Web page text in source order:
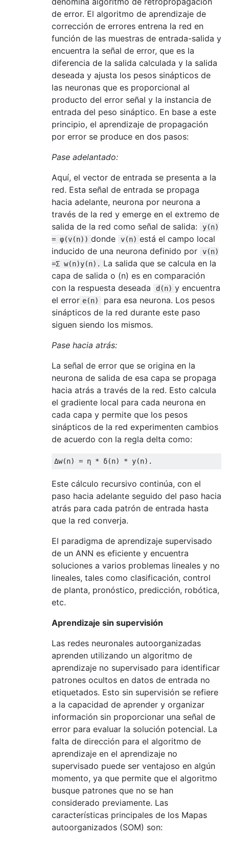
de error. El algoritmo de aprendizaje de
corrección de errores entrena la red en
función de las muestras de entrada-salida y
encuentra la señal de error, que es la
diferencia de la salida calculada y la salida
deseada y ajusta los pesos sinápticos de
las neuronas que es proporcional al
producto del error señal y la instancia de
entrada del peso sináptico. En base a este
principio, el aprendizaje de propagación
por error se produce en dos pasos:
Pase adelantado:
Aquí, el vector de entrada se presenta a la
red. Esta señal de entrada se propaga
hacia adelante, neurona por neurona a
través de la red y emerge en el extremo de
salida de la red como señal de salida:
y(n)
= φ(v(n)) donde v(n) está el campo local
inducido de una neurona definido por
v(n)
=Σ w(n)y(n). La salida que se calcula en la
capa de salida o (n) es en comparación
con la respuesta deseada
d(n) y encuentra
el error e(n)
para esa neurona. Los pesos
sinápticos de la red durante este paso
siguen siendo los mismos.
Pase hacia atrás:
La señal de error que se origina en la
neurona de salida de esa capa se propaga
hacia atrás a través de la red. Esto calcula
el gradiente local para cada neurona en
cada capa y permite que los pesos
sinápticos de la red experimenten cambios
de acuerdo con la regla delta como:
Este cálculo recursivo continúa, con el
paso hacia adelante seguido del paso hacia
atrás para cada patrón de entrada hasta
que la red converja.
El paradigma de aprendizaje supervisado
de un ANN es eficiente y encuentra
soluciones a varios problemas lineales y no
lineales, tales como clasificación, control
de planta, pronóstico, predicción, robótica,
etc.
Aprendizaje sin supervisión
Las redes neuronales autoorganizadas
aprenden utilizando un algoritmo de
aprendizaje no supervisado para identificar
patrones ocultos en datos de entrada no
etiquetados. Esto sin supervisión se refiere
a la capacidad de aprender y organizar
información sin proporcionar una señal de
error para evaluar la solución potencial. La
falta de dirección para el algoritmo de
aprendizaje en el aprendizaje no
supervisado puede ser ventajoso en algún
momento, ya que permite que el algoritmo
busque patrones que no se han
considerado previamente. Las
características principales de los Mapas
autoorganizados (SOM) son: